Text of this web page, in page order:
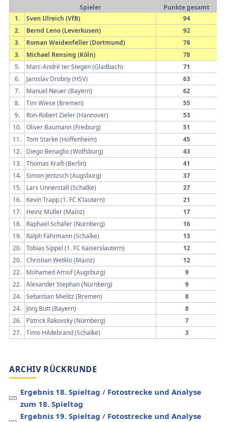
Spieler
Punkte gesamt
1.
Sven Ulreich (VfB)
94
2.
Bernd Leno (Leverkusen)
92
3.
Roman Weidenfeller (Dortmund)
78
3.
Michael Rensing (Köln)
78
5.
Marc-André ter Stegen (Gladbach)
71
6.
Jaroslav Drobny (HSV)
63
7.
Manuel Neuer (Bayern)
62
8.
Tim Wiese (Bremen)
55
9.
Ron-Robert Zieler (Hannover)
53
10. Oliver Baumann (Freiburg)
51
11. Tom Starke (Hoffenheim)
45
12.
Diego Benaglio (Wolfsburg)
43
13. Thomas Kraft (Berlin)
41
14. Simon Jentzsch (Augsburg)
37
15.
Lars Unnerstall (Schalke)
27
16.
Kevin Trapp (1. FC K'lautern)
21
17.
Heinz Müller (Mainz)
17
18.
Raphael Schäfer (Nürnberg)
16
19.
Ralph Fährmann (Schalke)
13
20. Tobias Sippel (1. FC Kaiserslautern)
12
20. Christian Wetklo (Mainz)
12
22.
Mohamed Amsif (Augsburg)
9
22. Alexander Stephan (Nürnberg)
9
24. Sebastian Mielitz (Bremen)
8
24.
Jörg Butt (Bayern)
8
26.
Patrick Rakovsky (Nürnberg)
7
27. Timo Hildebrand (Schalke) 3
ARCHIV RÜCKRUNDE
Ergebnis 18. Spieltag / Fotostrecke und Analyse
zum 18. Spieltag
Ergebnis 19. Spieltag / Fotostrecke und Analyse